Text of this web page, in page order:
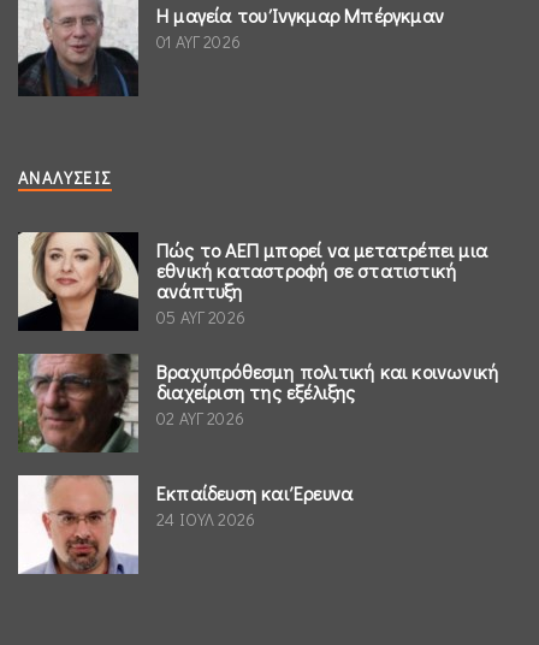
Η μαγεία του Ίνγκμαρ Μπέργκμαν
01 ΑΥΓ 2026
ΑΝΑΛΎΣΕΙΣ
Πώς το ΑΕΠ μπορεί να μετατρέπει μια
εθνική καταστροφή σε στατιστική
ανάπτυξη
05 ΑΥΓ 2026
Βραχυπρόθεσμη πολιτική και κοινωνική
διαχείριση της εξέλιξης
02 ΑΥΓ 2026
Εκπαίδευση και Έρευνα
24 ΙΟΥΛ 2026